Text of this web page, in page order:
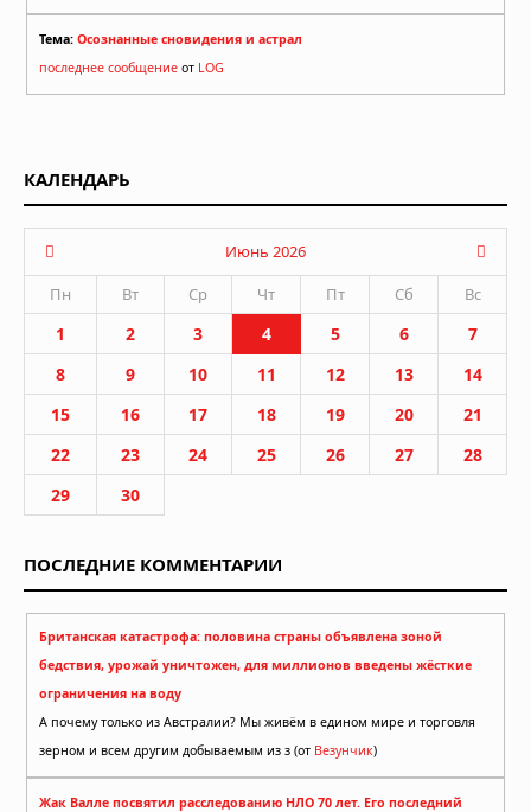
Тема: Осознанные сновидения и астрал
последнее сообщение от LOG
КАЛЕНДАРЬ
Июнь 2026
Пн
Вт Ср Чт Пт Сб Вс
1 2 3 4 5 6
7
8
9 10 11 12 13
14
15
16 17 18 19 20
21
22
23 24 25 26 27
28
29
30
ПОСЛЕДНИЕ КОММЕНТАРИИ
Британская катастрофа: половина страны объявлена зоной
бедствия, урожай уничтожен, для миллионов введены жёсткие
ограничения на воду
А почему только из Австралии? Мы живём в едином мире и торговля
зерном и всем другим добываемым из з (от Везунчик)
Жак Валле посвятил расследованию НЛО 70 лет. Его последний